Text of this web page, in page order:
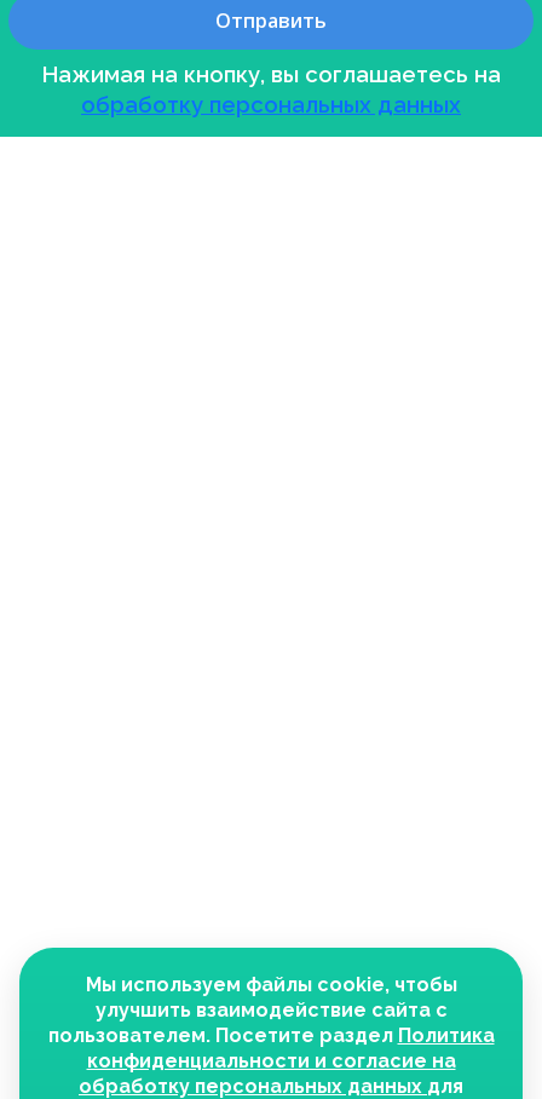
Нажимая на кнопку, вы соглашаетесь на
обработку персональных данных
Мы используем файлы cookie, чтобы
улучшить взаимодействие сайта с
пользователем. Посетите раздел Политика
конфиденциальности и согласие на
обработку персональных данных для